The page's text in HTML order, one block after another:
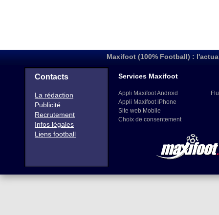
Maxifoot (100% Football) :
Contacts
La rédaction
Publicité
Recrutement
Infos légales
Liens football
Services Maxifoot
Appli Maxifoot Android
Appli Maxifoot iPhone
Site web Mobile
Choix de consentement